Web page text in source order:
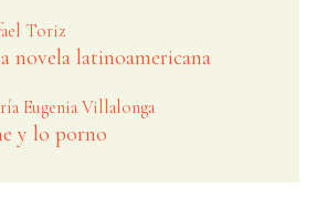
Toriz
novela latinoamericana
Eugenia Villalonga
y lo porno